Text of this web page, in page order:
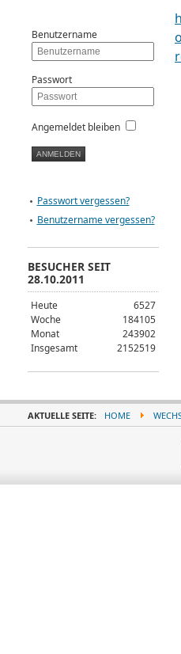
Benutzername
Passwort
Angemeldet bleiben
Passwort vergessen?
Benutzername vergessen?
BESUCHER SEIT
28.10.2011
Heute
6527
Woche
184105
Monat
243902
Insgesamt
2152519
AKTUELLE SEITE: HOME